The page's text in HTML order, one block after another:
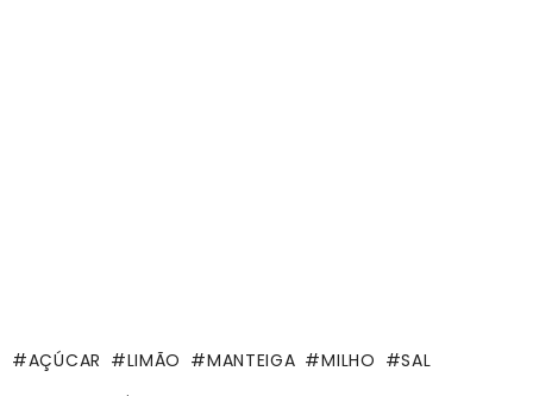
AÇÚCAR LIMÃO MANTEIGA MILHO SAL